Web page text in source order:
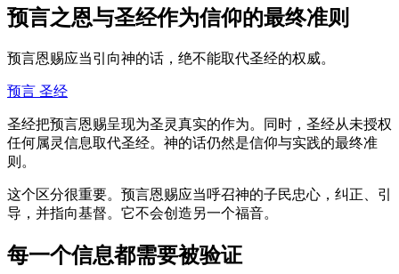
预言之恩与圣经作为信仰的最终准则
预言恩赐应当引向神的话，绝不能取代圣经的权威。
预言 圣经
圣经把预言恩赐呈现为圣灵真实的作为。同时，圣经从未授权
任何属灵信息取代圣经。神的话仍然是信仰与实践的最终准
则。
这个区分很重要。预言恩赐应当呼召神的子民忠心，纠正、引
导，并指向基督。它不会创造另一个福音。
每一个信息都需要被验证